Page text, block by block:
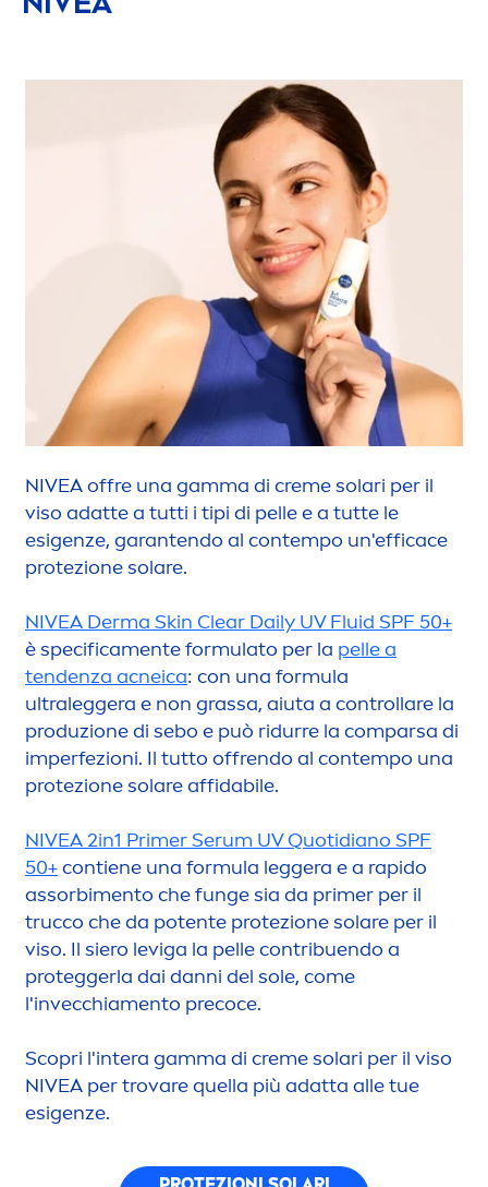
NIVEAoffre una gamma di cremesolari per il
viso adatte a tutti i tipi di pelle e a tutte le
esigenze, garantendo al contempo un'efficace
protezione solare.
NIVEA Derma Skin Clear Daily UV Fluid SPF 50+
è specificamente formulato per la pelle a
tendenza acneica: con una formula
ultraleggera e non grassa, aiuta a controllare la
produzione di sebo e può ridurre la comparsa di
imperfezioni. Il tutto offrendo al contempo una
protezione solare affidabile.
NIVEA2in1 Primer Serum UV Quotidiano SPF
50+contiene una formula leggera e a rapido
assorbimento che funge sia da primer per il
trucco che da potente protezione solare per il
viso. Il siero leviga la pelle contribuendo a
proteggerla dai danni del sole, come
l'invecchiamento precoce.
Scopri l'intera gamma di cremesolari per il viso
NIVEA per trovare quella più adatta alle tue
esigenze.